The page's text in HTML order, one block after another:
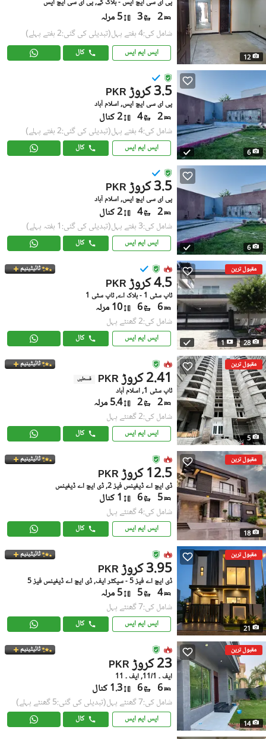
12
پی ای سی ایچ ایس - بلاک کے, پی ای سی ایچ ایس
2
3 5 مرلہ
شامل کی:4 ہفتے پہل (تبدیلی کی گئی:2 ہفتے پہلے)
ایس ایم ایس کال
6
PKR 3.5 کروڑ
پی ای سی ایچ ایس, اسلام آباد
2
4 2 کنال
شامل کی:4 ہفتے پہل (تبدیلی کی گئی:2 ہفتے پہلے)
ایس ایم ایس کال
6
PKR 3.5 کروڑ
پی ای سی ایچ ایس, اسلام آباد
2
4 2 کنال
شامل کی:3 ہفتے پہل (تبدیلی کی گئی:1 ہفتہ پہلے)
ایس ایم ایس کال
مقبول ترین
28
1
ٹائیٹینیم
PKR 4.5 کروڑ
ٹاپ سٹی 1 - بلاک اے, ٹاپ سٹی 1
6
6 10 مرلہ
شامل کی:2 گھنٹے پہل
ایس ایم ایس کال
مقبول ترین
5
ٹائیٹینیم
PKR 2.41 کروڑ قسطیں
ٹاپ سٹی 1, اسلام آباد
2
2 5.4 مرلہ
شامل کی:2 گھنٹے پہل
ایس ایم ایس کال
مقبول ترین
18
ٹائیٹینیم
PKR 12.5 کروڑ
ڈی ایچ اے ڈیفینس فیز 2, ڈی ایچ اے ڈیفینس
5
6 1 کنال
شامل کی:4 گھنٹے پہل
ایس ایم ایس کال
مقبول ترین
21
ٹائیٹینیم
PKR 3.95 کروڑ
ڈی ایچ اے فیز 5 - سیکٹر ایف, ڈی ایچ اے ڈیفینس فیز 5
4
5 5 مرلہ
شامل کی:7 گھنٹے پہل
ایس ایم ایس کال
مقبول ترین
14
ٹائیٹینیم
PKR 23 کروڑ
ایف ۔ 11/1, ایف ۔ 11
6
6 1.3 کنال
شامل کی:7 گھنٹے پہل (تبدیلی کی گئی:5 گھنٹے پہلے)
ایس ایم ایس کال